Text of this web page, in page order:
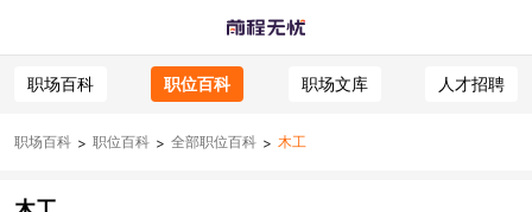
职场百科 职位百科 职场文库 人才招聘
职场百科 > 职位百科 > 全部职位百科 > 木工